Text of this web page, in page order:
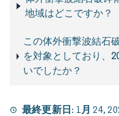
地域はどこですか？
この体外衝撃波結石
を対象としており、
いでしたか？
最終更新日: 1月 24,